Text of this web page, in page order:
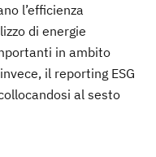
l’efficienza
di energie
in ambito
il reporting ESG
al sesto